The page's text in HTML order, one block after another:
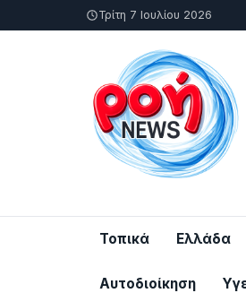
Τρίτη 7 Ιουλίου 2026
Τοπικά Ελλάδα
Αυτοδιοίκηση